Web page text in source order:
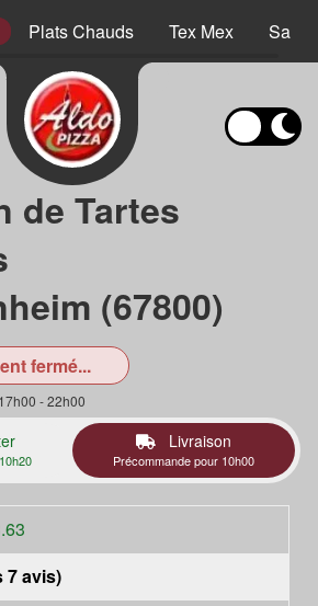
Plats Chauds Tex Mex
de Tartes
(67800)
fermé...
- 22h00
Livraison
Précommande pour 10h00
7 avis)